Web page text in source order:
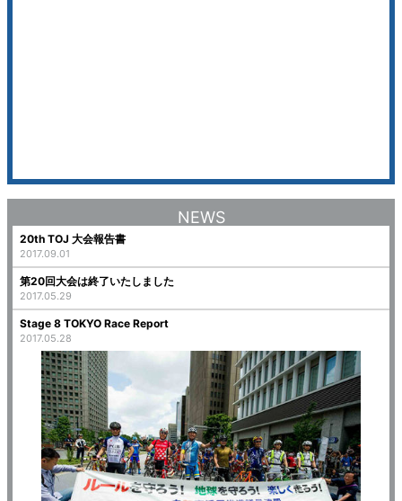
NEWS
20th TOJ 大会報告書
2017.09.01
第20回大会は終了いたしました
2017.05.29
Stage 8 TOKYO Race Report
2017.05.28